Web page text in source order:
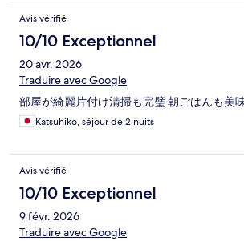
Avis vérifié
10/10 Exceptionnel
20 avr. 2026
Traduire avec Google
部屋が綺麗片付け清掃も完璧 朝ごはんも美
Katsuhiko, séjour de 2 nuits
Avis vérifié
10/10 Exceptionnel
9 févr. 2026
Traduire avec Google